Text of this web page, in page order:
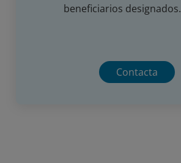
beneficiarios designados.
Contacta